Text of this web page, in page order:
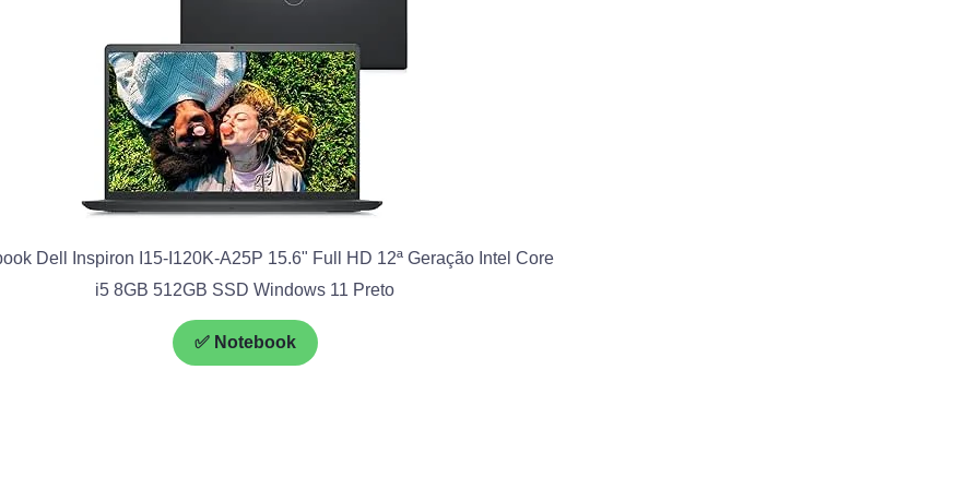
Dell Inspiron I15-I120K-A25P 15.6" Full HD 12ª Geração Intel Core
i5 8GB 512GB SSD Windows 11 Preto
✅ Notebook